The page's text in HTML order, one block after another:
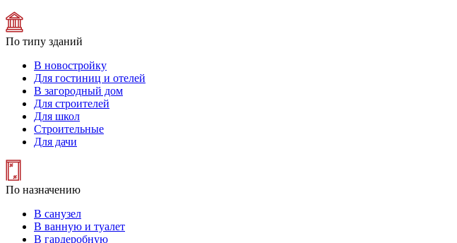
По типу зданий
В новостройку
Для гостиниц и отелей
В загородный дом
Для строителей
Для школ
Строительные
Для дачи
По назначению
В санузел
В ванную и туалет
В гардеробную